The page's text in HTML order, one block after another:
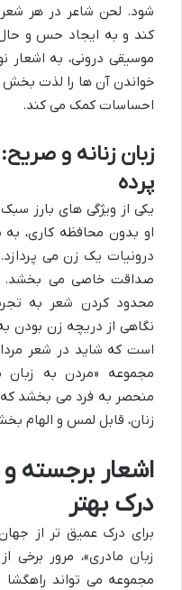
شود. لحن شاعر در هر
کند و به ایجاد حس و
موسیقی درونی، به
خواندن آن ها را لذت بخش و
احساسات کمک می کند.
زبان زنانه و
پرده
یکی از ویژگی های بارز
او بدون محافظه کاری،
درونیات یک زن می
صداقت خاصی می بخشد.
محدود کردن شعر به
نگاهی از دریچه زن بودن
است که شاید در شعر
مجموعه «مردن به
منحصر به فرد می بخشد که
زنان، قابل لمس و الهام
اشعار برجسته
درک بهتر
برای درک عمیق تر از
زبان مادری»، مرور برخی
مجموعه می تواند راهگشا